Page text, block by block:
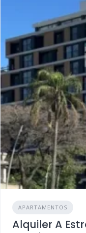
APARTAMENTOS
Alquiler A